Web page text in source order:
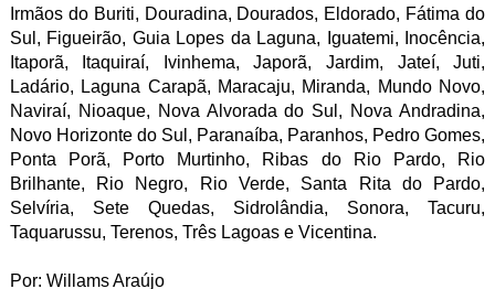
Irmãos do Buriti, Douradina, Dourados, Eldorado, Fátima do
Sul, Figueirão, Guia Lopes da Laguna, Iguatemi, Inocência,
Itaporã, Itaquiraí, Ivinhema, Japorã, Jardim, Jateí, Juti,
Ladário, Laguna Carapã, Maracaju, Miranda, Mundo Novo,
Naviraí, Nioaque, Nova Alvorada do Sul, Nova Andradina,
Novo Horizonte do Sul, Paranaíba, Paranhos, Pedro Gomes,
Ponta Porã, Porto Murtinho, Ribas do Rio Pardo, Rio
Brilhante, Rio Negro, Rio Verde, Santa Rita do Pardo,
Selvíria, Sete Quedas, Sidrolândia, Sonora, Tacuru,
Taquarussu, Terenos, Três Lagoas e Vicentina.
Por: Willams Araújo